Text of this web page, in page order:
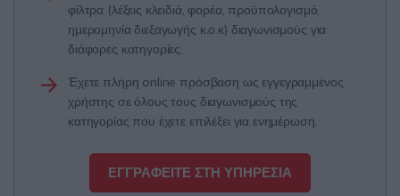
φίλτρα (λέξεις κλειδιά, φορέα, προϋπολογισμό,
ημερομηνία διεξαγωγής κ.ο.κ) διαγωνισμούς για
διάφορες κατηγορίες.
Έχετε πλήρη online πρόσβαση ως εγγεγραμμένος
χρήστης σε όλους τους διαγωνισμούς της
κατηγορίας που έχετε επιλέξει για ενημέρωση.
ΕΓΓΡΑΦΕΙΤΕ ΣΤΗ ΥΠΗΡΕΣΙΑ